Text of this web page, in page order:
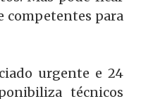
competentes para
urgente e 24
técnicos